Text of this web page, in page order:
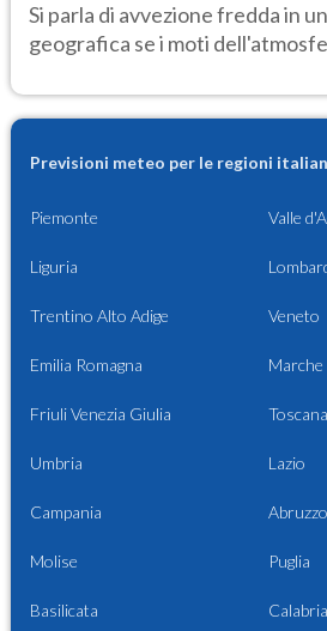
Si parla di avvezione fredda in
geografica se i moti
Previsioni meteo per le regioni
Piemonte Valle
Liguria
Trentino Alto Adige Veneto
Emilia Romagna Marche
Friuli Venezia Giulia Toscana
Umbria Lazio
Campania Abruzzo
Molise Puglia
Basilicata Calabria